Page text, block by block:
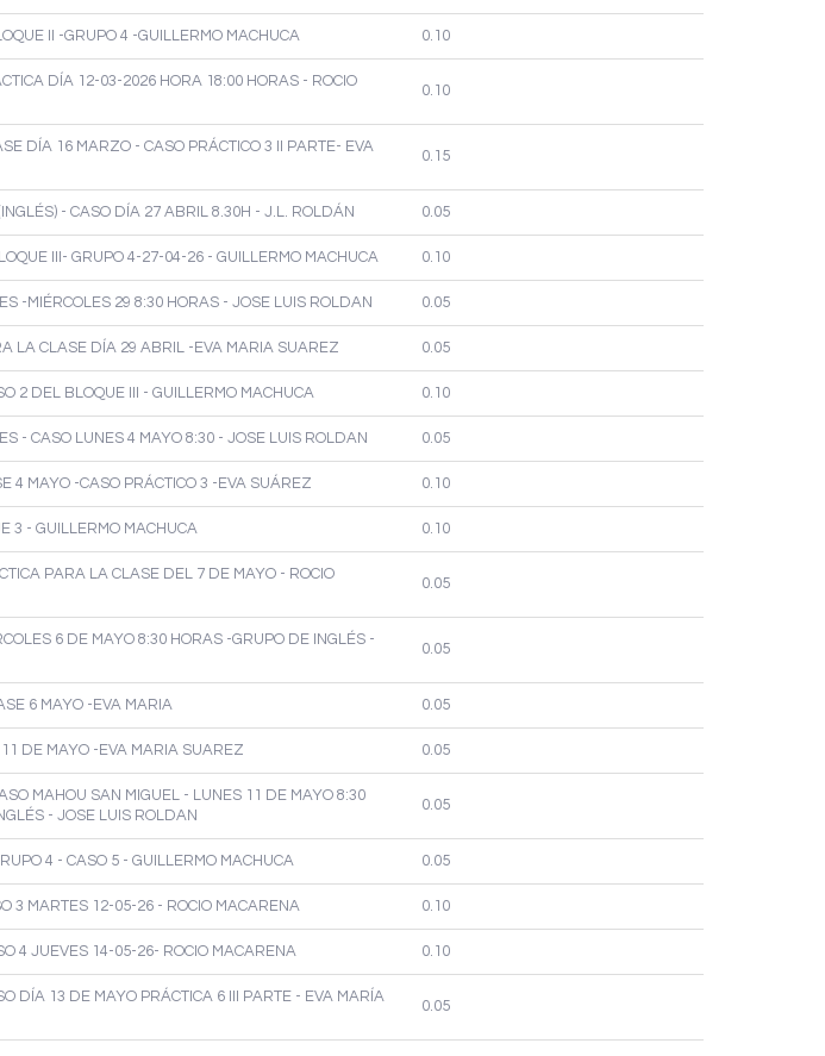
II -GRUPO 4 -GUILLERMO MACHUCA 0.10
DÍA 12-03-2026 HORA 18:00 HORAS - ROCIO
0.10
DÍA 16 MARZO - CASO PRÁCTICO 3 II PARTE- EVA
0.15
- CASO DÍA 27 ABRIL 8.30H - J.L. ROLDÁN 0.05
III- GRUPO 4-27-04-26 - GUILLERMO MACHUCA 0.10
-MIÉRCOLES 29 8:30 HORAS - JOSE LUIS ROLDAN 0.05
LA CLASE DÍA 29 ABRIL -EVA MARIA SUAREZ 0.05
2 DEL BLOQUE III - GUILLERMO MACHUCA 0.10
- CASO LUNES 4 MAYO 8:30 - JOSE LUIS ROLDAN 0.05
4 MAYO -CASO PRÁCTICO 3 -EVA SUÁREZ 0.10
3 - GUILLERMO MACHUCA 0.10
PARA LA CLASE DEL 7 DE MAYO - ROCIO
0.05
6 DE MAYO 8:30 HORAS -GRUPO DE INGLÉS -
0.05
6 MAYO -EVA MARIA 0.05
DE MAYO -EVA MARIA SUAREZ 0.05
MAHOU SAN MIGUEL - LUNES 11 DE MAYO 8:30
- JOSE LUIS ROLDAN
0.05
4 - CASO 5 - GUILLERMO MACHUCA 0.05
3 MARTES 12-05-26 - ROCIO MACARENA 0.10
4 JUEVES 14-05-26- ROCIO MACARENA 0.10
DÍA 13 DE MAYO PRÁCTICA 6 III PARTE - EVA MARÍA
0.05